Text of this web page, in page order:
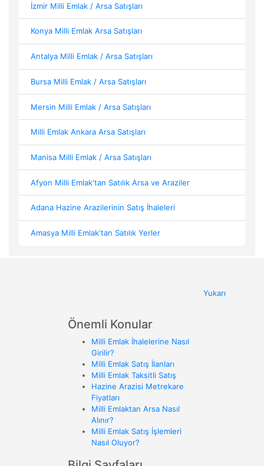
İzmir Milli Emlak / Arsa Satışları
Konya Milli Emlak Arsa Satışları
Antalya Milli Emlak / Arsa Satışları
Bursa Milli Emlak / Arsa Satışları
Mersin Milli Emlak / Arsa Satışları
Milli Emlak Ankara Arsa Satışları
Manisa Milli Emlak / Arsa Satışları
Afyon Milli Emlak'tan Satılık Arsa ve Araziler
Adana Hazine Arazilerinin Satış İhaleleri
Amasya Milli Emlak'tan Satılık Yerler
Yukarı
Önemli Konular
Milli Emlak İhalelerine Nasıl
Girilir?
Milli Emlak Satış İlanları
Milli Emlak Taksitli Satış
Hazine Arazisi Metrekare
Fiyatları
Milli Emlaktan Arsa Nasıl
Alınır?
Milli Emlak Satış İşlemleri
Nasıl Oluyor?